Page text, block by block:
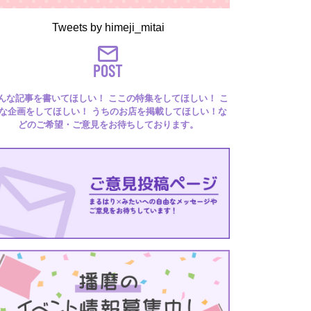
Tweets by himeji_mitai
POST
な記事を書いてほしい！ ここの特集をしてほしい！ こ
企画をしてほしい！ うちのお店を掲載してほしい！な
どのご希望・ご意見をお待ちしております。